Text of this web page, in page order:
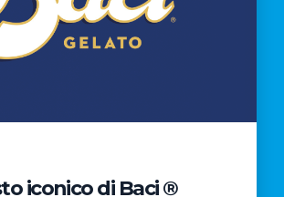
iconico di Baci ®